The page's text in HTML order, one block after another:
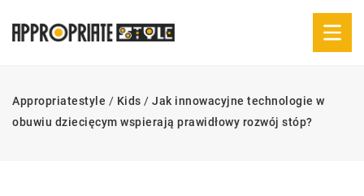
Appropriatestyle / Kids / Jak innowacyjne technologie w
obuwiu dziecięcym wspierają prawidłowy rozwój stóp?